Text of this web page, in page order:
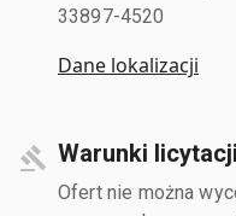
33897-4520
Dane lokalizacji
Warunki
Ofert nie można